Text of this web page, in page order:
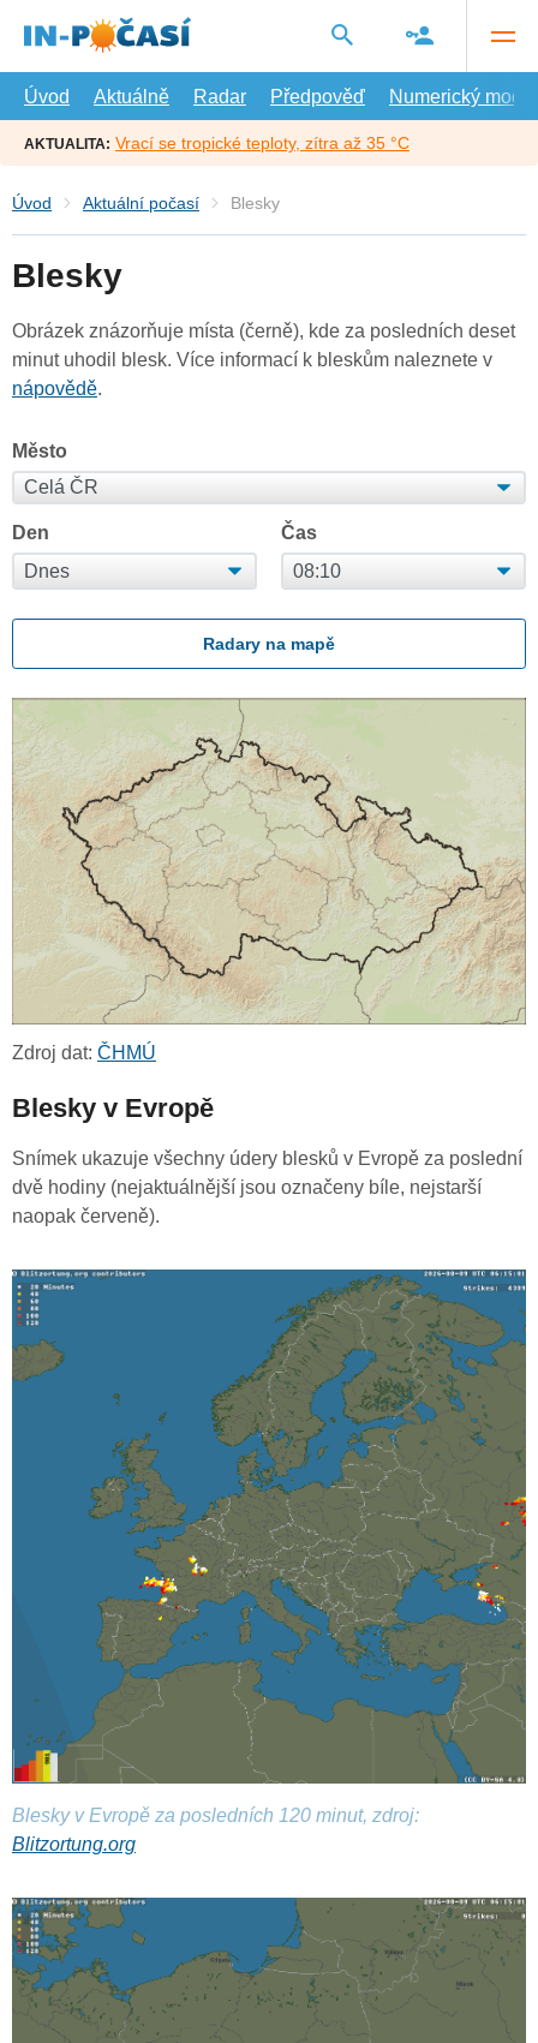
hlavní
Úvod
Aktuálně Radar Předpověď Numerický model
AKTUALITA: Vrací se tropické teploty, zítra až 35 °C
Úvod Aktuální počasí Blesky
Blesky
Obrázek znázorňuje místa (černě), kde za posledních deset
minut uhodil blesk. Více informací k bleskům naleznete v
nápovědě.
Město
Den Čas
Radary na mapě
Zdroj dat: ČHMÚ
Blesky v Evropě
Snímek ukazuje všechny údery blesků v Evropě za poslední
dvě hodiny (nejaktuálnější jsou označeny bíle, nejstarší
naopak červeně).
Blesky v Evropě za posledních 120 minut, zdroj:
Blitzortung.org